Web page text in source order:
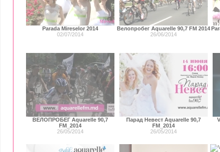
Parada Mireselor 2014
02/07/2014
Велопробег Aquarelle 90,7 FM 2014
26/06/2014
ВЕЛОПРОБЕГ Aquarelle 90,7
FM_2014
26/05/2014
Парад Невест Aquarelle 90,7
FM_2014
26/05/2014